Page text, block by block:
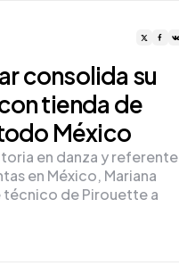
consolida su
tienda de
México
en danza y referente
en México, Mariana
técnico de Pirouette a